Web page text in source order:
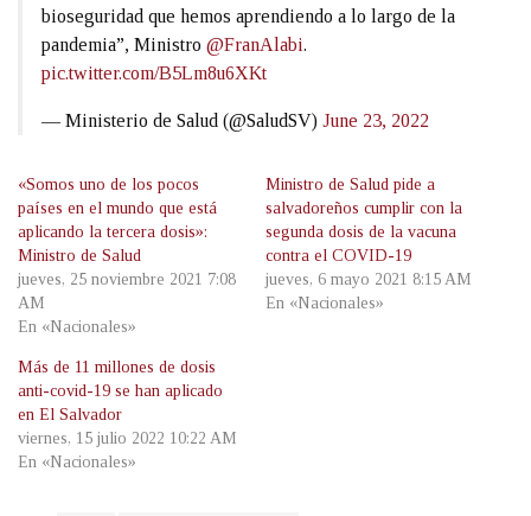
bioseguridad que hemos aprendiendo a lo largo de la
pandemia”, Ministro @FranAlabi.
pic.twitter.com/B5Lm8u6XKt
— Ministerio de Salud (@SaludSV) June 23, 2022
«Somos uno de los pocos
países en el mundo que está
aplicando la tercera dosis»:
Ministro de Salud
jueves, 25 noviembre 2021 7:08
AM
En «Nacionales»
Ministro de Salud pide a
salvadoreños cumplir con la
segunda dosis de la vacuna
contra el COVID-19
jueves, 6 mayo 2021 8:15 AM
En «Nacionales»
Más de 11 millones de dosis
anti-covid-19 se han aplicado
en El Salvador
viernes, 15 julio 2022 10:22 AM
En «Nacionales»